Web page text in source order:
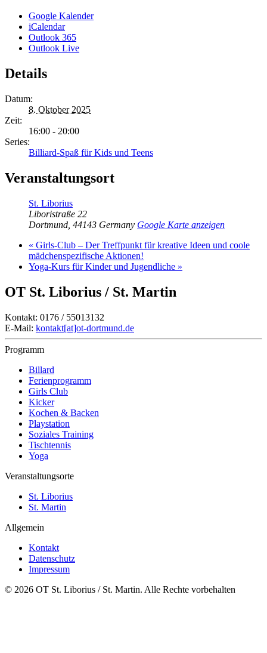
Google Kalender
iCalendar
Outlook 365
Outlook Live
Details
Datum:
8. Oktober 2025
Zeit:
16:00 - 20:00
Series:
Billiard-Spaß für Kids und Teens
Veranstaltungsort
St. Liborius
Liboristraße 22
Dortmund 44143 Germany Google Karte anzeigen
« Girls-Club – Der Treffpunkt für kreative Ideen und coole
mädchenspezifische Aktionen!
Yoga-Kurs für Kinder und Jugendliche »
OT St. Liborius / St. Martin
Kontakt: 0176 / 55013132
E-Mail: kontakt[at]ot-dortmund.de
Programm
Billard
Ferienprogramm
Girls Club
Kicker
Kochen & Backen
Playstation
Soziales Training
Tischtennis
Yoga
Veranstaltungsorte
St. Liborius
St. Martin
Allgemein
Kontakt
Datenschutz
Impressum
© 2026 OT St. Liborius / St. Martin. Alle Rechte vorbehalten